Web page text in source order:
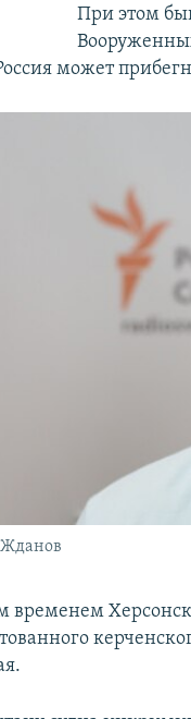
При этом
может
временем